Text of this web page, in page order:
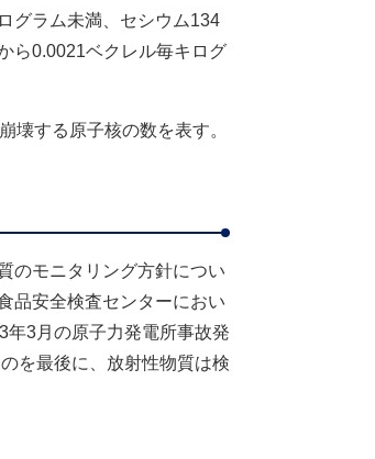
グラム未満、セシウム134
ら0.0021ベクレル毎キログ
壊する原子核の数を表す。
のモニタリング方針につい
品安全検査センターにおい
年3月の原子力発電所事故発
を最後に、放射性物質は検